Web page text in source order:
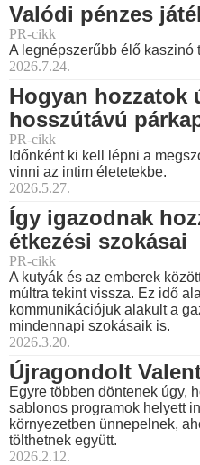
Valódi pénzes
PR-cikk
A legnépszerűbb élő kaszinó
2026.7.24.
Hogyan hozzatok
hosszútávú
PR-cikk
Időnként ki kell lépni a
vinni az intim életetekbe.
2026.5.27.
Így igazodnak
étkezési szokásai
PR-cikk
A kutyák és az emberek
múltra tekint vissza. Ez idő
kommunikációjuk alakult a
mindennapi szokásaik is.
2026.3.20.
Újragondolt
Egyre többen döntenek úgy,
sablonos programok helyett
környezetben ünnepelnek,
tölthetnek együtt.
2026.2.12.